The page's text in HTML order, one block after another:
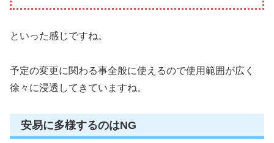
といった感じですね。
予定の変更に関わる事全般に使えるので使用範囲が広く
徐々に浸透してきていますね。
安易に多様するのはNG